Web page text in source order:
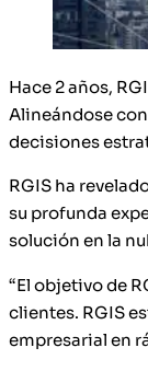
Hace 2 años,
Alineándose
decisiones
RGIS ha
su profunda
solución en la
“El objetivo de
clientes. RGIS
empresarial en